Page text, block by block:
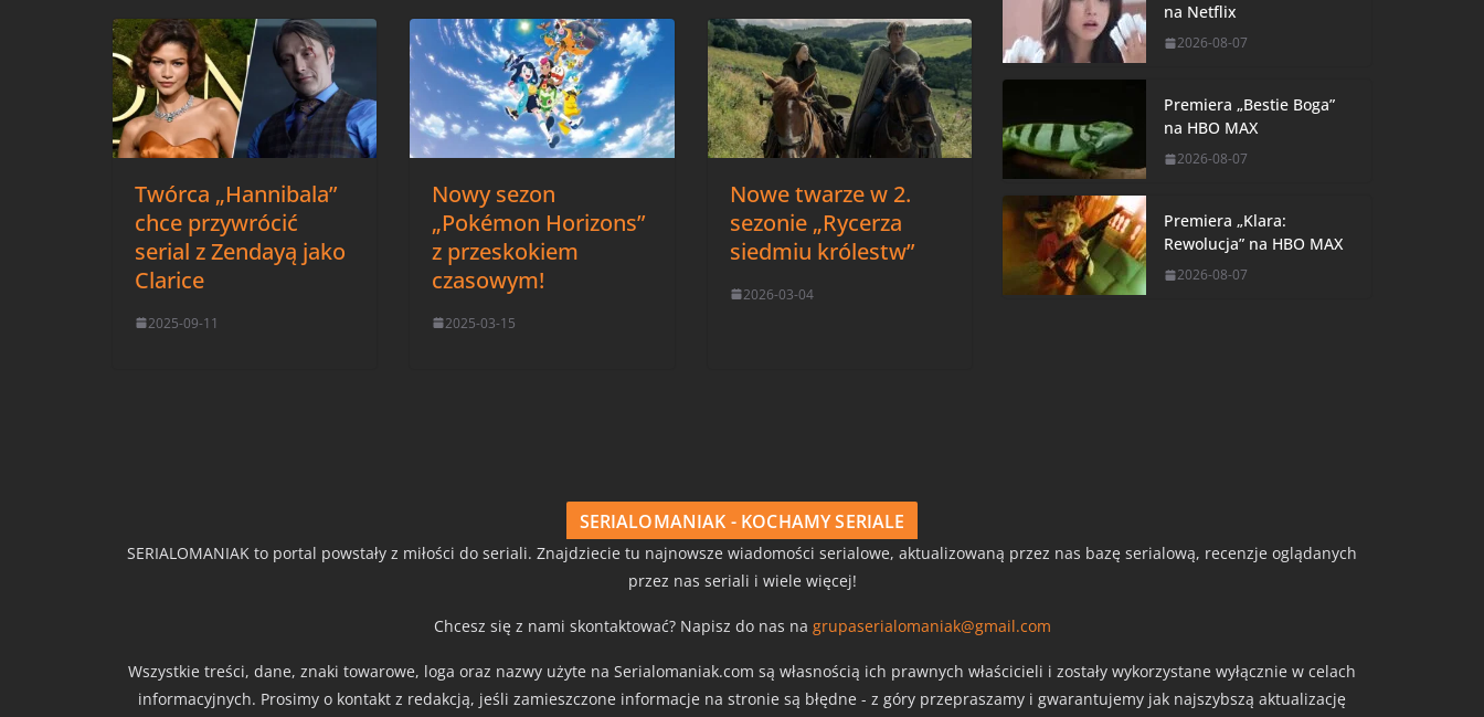
Twórca „Hannibala”
chce przywrócić
serial z Zendayą jako
Clarice
2025-09-11
Nowy sezon
„Pokémon Horizons”
z przeskokiem
czasowym!
2025-03-15
Nowe twarze w 2.
sezonie „Rycerza
siedmiu królestw”
2026-03-04
na Netflix
2026-08-07
Premiera „Bestie Boga”
na HBO MAX
2026-08-07
Premiera „Klara:
Rewolucja” na HBO MAX
2026-08-07
SERIALOMANIAK - KOCHAMY SERIALE
SERIALOMANIAK to portal powstały z miłości do seriali. Znajdziecie tu najnowsze wiadomości serialowe, aktualizowaną przez nas bazę serialową, recenzje oglądanych
przez nas seriali i wiele więcej!
Chcesz się z nami skontaktować? Napisz do nas na grupaserialomaniak@gmail.com
Wszystkie treści, dane, znaki towarowe, loga oraz nazwy użyte na Serialomaniak.com są własnością ich prawnych właścicieli i zostały wykorzystane wyłącznie w celach
informacyjnych. Prosimy o kontakt z redakcją, jeśli zamieszczone informacje na stronie są błędne - z góry przepraszamy i gwarantujemy jak najszybszą aktualizację